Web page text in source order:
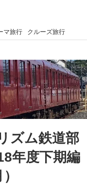
マ旅行 クルーズ旅行
ズム鉄道部
年度下期編